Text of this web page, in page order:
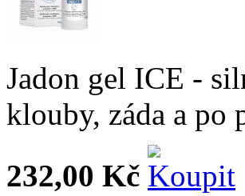
Jadon gel ICE -
klouby, záda a po
232,00 Kč